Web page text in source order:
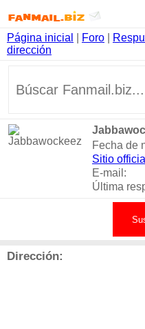
Página inicial Foro
dirección
Fecha de
Sitio official
E-mail:
Última
Dirección: